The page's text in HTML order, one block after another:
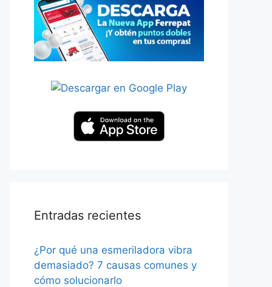
Entradas recientes
¿Por qué una esmeriladora vibra
demasiado? 7 causas comunes y
cómo solucionarlo